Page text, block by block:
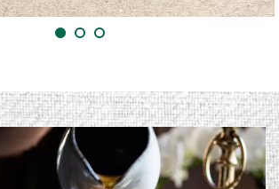
1 2 3